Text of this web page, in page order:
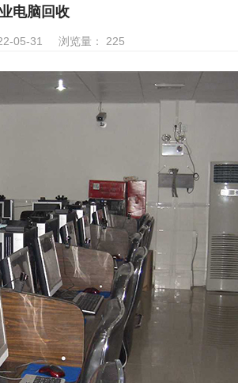
电脑回收
05-31 浏览量： 225